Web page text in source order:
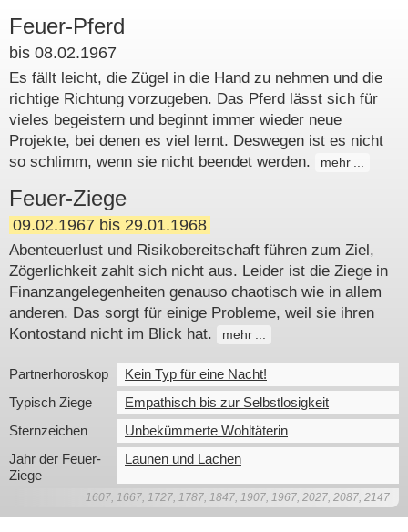
Feuer-Pferd
bis 08.02.1967
Es fällt leicht, die Zügel in die Hand zu nehmen und die
richtige Richtung vorzugeben. Das Pferd lässt sich für
vieles begeistern und beginnt immer wieder neue
Projekte, bei denen es viel lernt. Deswegen ist es nicht
so schlimm, wenn sie nicht beendet werden.
mehr
Feuer-Ziege
09.02.1967 bis 29.01.1968
Abenteuerlust und Risikobereitschaft führen zum Ziel,
Zögerlichkeit zahlt sich nicht aus. Leider ist die Ziege in
Finanzangelegenheiten genauso chaotisch wie in allem
anderen. Das sorgt für einige Probleme, weil sie ihren
Kontostand nicht im Blick hat.
mehr
Partnerhoroskop
Kein Typ für eine Nacht!
Typisch Ziege
Empathisch bis zur Selbstlosigkeit
Sternzeichen
Unbekümmerte Wohltäterin
Jahr der Feuer-
Ziege
Launen und Lachen
1607, 1667, 1727, 1787, 1847, 1907, 1967, 2027, 2087, 2147